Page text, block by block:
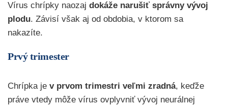
Vírus chrípky naozaj dokáže narušiť správny vývoj
plodu. Závisí však aj od obdobia, v ktorom sa
nakazíte.
Prvý trimester
Chrípka je v prvom trimestri veľmi zradná, keďže
práve vtedy môže vírus ovplyvniť vývoj neurálnej